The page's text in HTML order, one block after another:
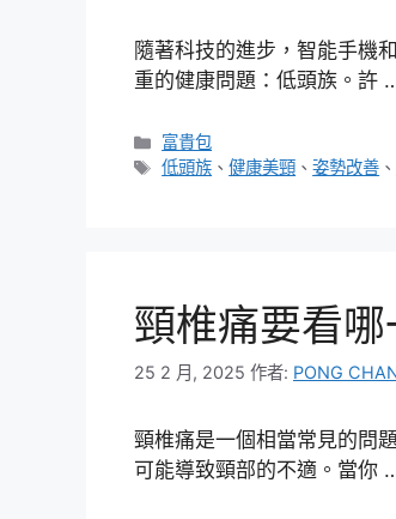
隨著科技的進步，智能手機
重的健康問題：低頭族。許
分
類
富貴包
標
低頭族 、健康美頸 、姿勢改善 、
頸椎痛要看哪
25 2 月, 2025 作者: PONG
頸椎痛是一個相當常見的問
可能導致頸部的不適。當你